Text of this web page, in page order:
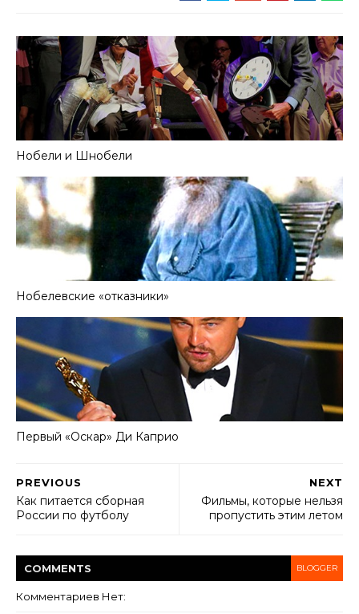
Нобели и Шнобели
Нобелевские «отказники»
Первый «Оскар» Ди Каприо
NEXT
Фильмы, которые нельзя
пропустить этим летом
PREVIOUS
Как питается сборная
России по футболу
COMMENTS BLOGGER
Комментариев Нет: